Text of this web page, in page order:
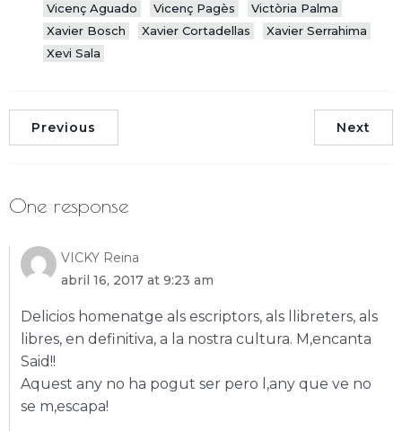
Vicenç Aguado
Vicenç Pagès
Victòria Palma
Xavier Bosch
Xavier Cortadellas
Xavier Serrahima
Xevi Sala
Previous Next
One response
VICKY Reina
abril 16, 2017 at 9:23 am
Delicios homenatge als escriptors, als llibreters, als
libres, en definitiva, a la nostra cultura. M,encanta
Said!!
Aquest any no ha pogut ser pero l,any que ve no
se m,escapa!